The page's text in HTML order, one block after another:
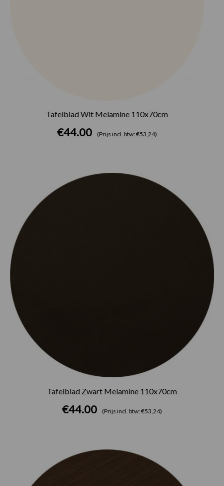
Tafelblad Wit Melamine 110x70cm
€44.00 (Prijs incl. btw: €53,24)
Tafelblad Zwart Melamine 110x70cm
€44.00 (Prijs incl. btw: €53,24)